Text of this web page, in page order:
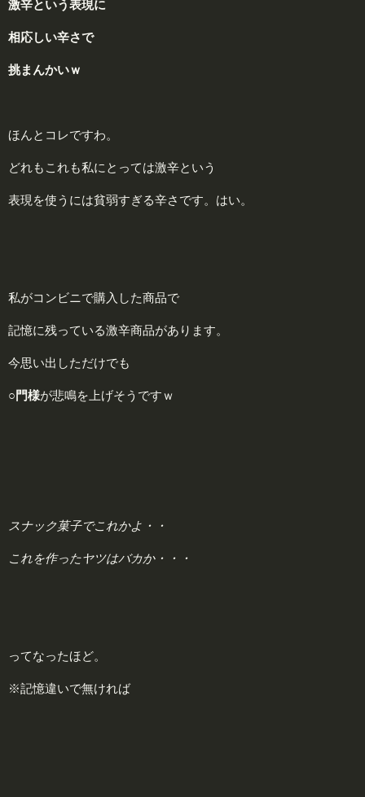
激辛という表現に
相応しい辛さで
挑まんかいｗ
ほんとコレですわ。
どれもこれも私にとっては激辛という
表現を使うには貧弱すぎる辛さです。はい。
私がコンビニで購入した商品で
記憶に残っている激辛商品があります。
今思い出しただけでも
○門様が悲鳴を上げそうですｗ
スナック菓子でこれかよ・・
これを作ったヤツはバカか・・・
ってなったほど。
※記憶違いで無ければ